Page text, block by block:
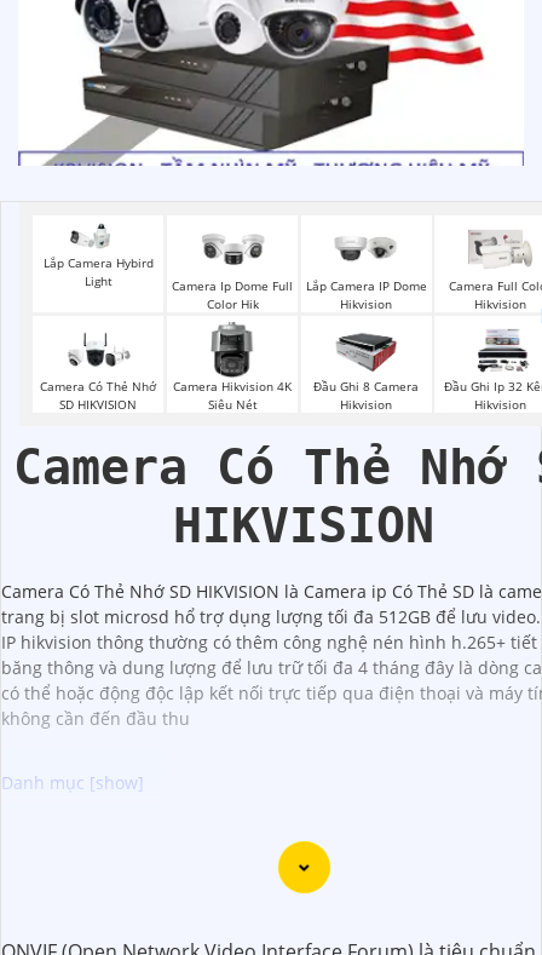
Lắp Camera Hybird
Light
Camera Ip Dome Full
Color Hik
Lắp Camera IP Dome
Hikvision
Camera Full
Hikvision
Camera Có Thẻ Nhớ
SD HIKVISION
Camera Hikvision 4K
Siêu Nét
Đầu Ghi 8 Camera
Hikvision
Đầu Ghi Ip 32 Kênh
Hikvision
Camera Có Thẻ Nhớ
HIKVISION
Camera Có Thẻ Nhớ SD HIKVISION là Camera ip Có Thẻ SD là
trang bị slot microsd hổ trợ dụng lượng tối đa 512GB để lưu
IP hikvision thông thường có thêm công nghệ nén hình h.265+ tiết
băng thông và dung lượng để lưu trữ tối đa 4 tháng đây là dòng
có thể hoặc động độc lập kết nối trực tiếp qua điện thoại và máy
không cần đến đầu thu
Dĩ nhiên, dưới đây là một mẫu văn bản giới thiệu dành cho
lắp đặt camera Hikvision giá rẻ và chuyên nghiệp: